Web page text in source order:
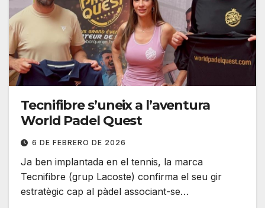
Tecnifibre s’uneix a l’aventura
World Padel Quest
6 DE FEBRERO DE 2026
Ja ben implantada en el tennis, la marca
Tecnifibre (grup Lacoste) confirma el seu gir
estratègic cap al pàdel associant-se…